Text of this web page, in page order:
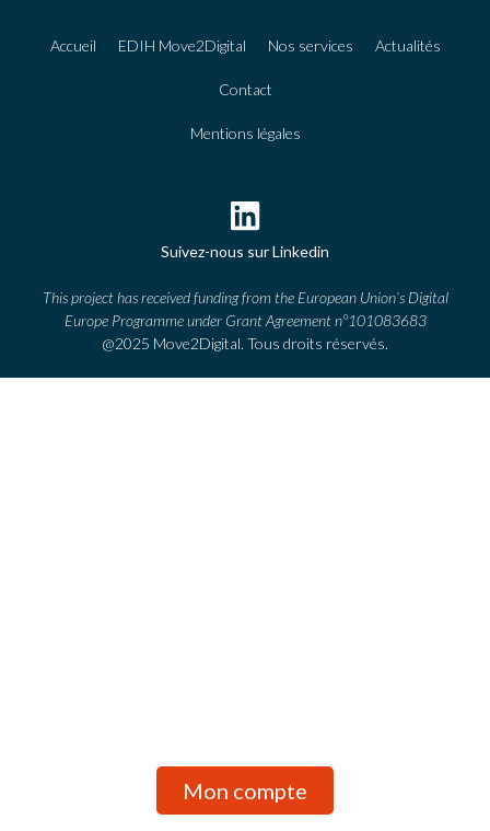
Accueil EDIH Move2Digital Nos services Actualités
Contact
Mentions légales
Suivez-nous sur Linkedin
This project has received funding from the European Union’s Digital
Europe Programme under Grant Agreement n°101083683
@2025 Move2Digital. Tous droits réservés.
Mon compte